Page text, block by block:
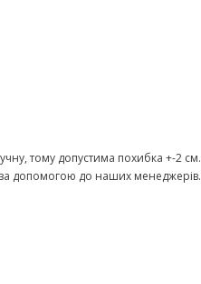
тому допустима похибка +-2 см.
допомогою до наших менеджерів.